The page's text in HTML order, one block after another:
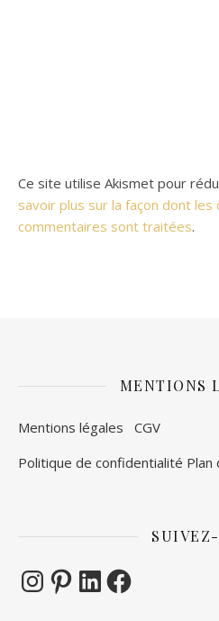
Ce site utilise Akismet pour
savoir plus sur la façon dont les
commentaires sont traitées.
MENTIONS
Mentions légales CGV
Politique de confidentialité Plan
Instagram
PinterestLinkedInFacebook